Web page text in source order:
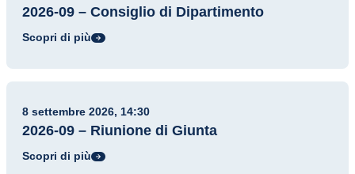
2026-09 – Consiglio di Dipartimento
Scopri di più
Riunioni istituzionali
8 settembre 2026, 14:30
2026-09 – Riunione di Giunta
Scopri di più